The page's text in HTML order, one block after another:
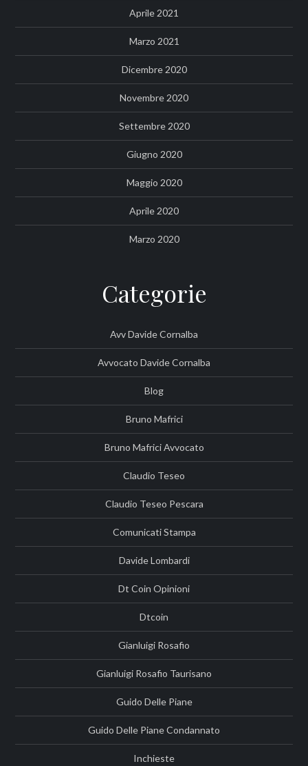
Aprile 2021
Marzo 2021
Dicembre 2020
Novembre 2020
Settembre 2020
Giugno 2020
Maggio 2020
Aprile 2020
Marzo 2020
Categorie
Avv Davide Cornalba
Avvocato Davide Cornalba
Blog
Bruno Mafrici
Bruno Mafrici Avvocato
Claudio Teseo
Claudio Teseo Pescara
Comunicati Stampa
Davide Lombardi
Dt Coin Opinioni
Dtcoin
Gianluigi Rosafio
Gianluigi Rosafio Taurisano
Guido Delle Piane
Guido Delle Piane Condannato
Inchieste